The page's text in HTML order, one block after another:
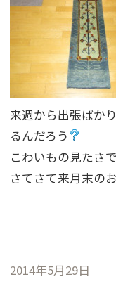
来週から出張ばか
るんだろう
こわいもの見たさ
さてさて来月末の
2014年5月29日